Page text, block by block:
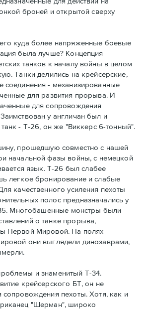
броней и открытой сверху
куда более напряженные боевые
была лучше? Концепция
танков к началу войны в целом
Танки делились на крейсерские,
соединения - механизированные
для развития прорыва. И
для сопровождения
у англичан был и
- Т-26, он же "Виккерс 6-тонный".
прошедшую совместно с нашей
начальной фазы войны, с немецкой
язык. Т-26 был слабее
легкое бронирование и слабые
качественного усиления пехоты
полос предназначались у
Многобашенные монстры были
о танке прорыва,
Первой Мировой. На полях
они выглядели динозаврами,
и знаменитый Т-34.
крейсерского БТ, он не
сопровождения пехоты. Хотя, как и
"Шерман", широко